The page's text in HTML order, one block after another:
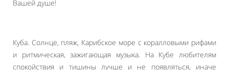
Вашей душе!
Куба. Солнце, пляж, Карибское море с коралловыми рифами
и ритмическая, зажигающая музыка. На Кубе любителям
спокойствия и тишины лучше и не появляться, иначе